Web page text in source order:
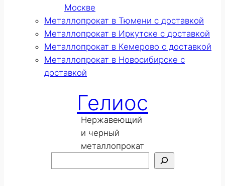
Москве
Металлопрокат в Тюмени с доставкой
Металлопрокат в Иркутске с доставкой
Металлопрокат в Кемерово с доставкой
Металлопрокат в Новосибирске с
доставкой
Гелиос
Нержавеющий
и черный
металлопрокат